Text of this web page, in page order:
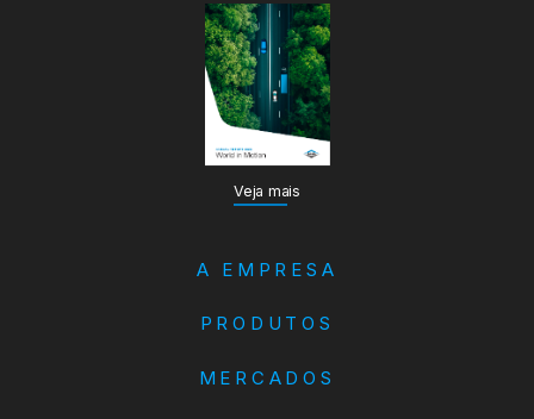
Veja mais
A EMPRESA
PRODUTOS
MERCADOS